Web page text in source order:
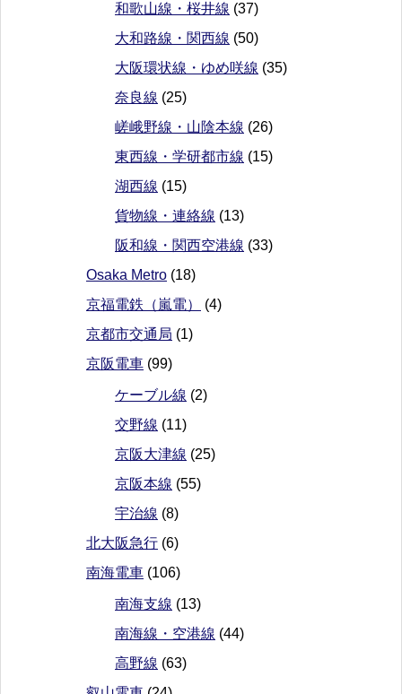
和歌山線・桜井線 (37)
大和路線・関西線 (50)
大阪環状線・ゆめ咲線 (35)
奈良線 (25)
嵯峨野線・山陰本線 (26)
東西線・学研都市線 (15)
湖西線 (15)
貨物線・連絡線 (13)
阪和線・関西空港線 (33)
Osaka Metro (18)
京福電鉄（嵐電）
(4)
京都市交通局 (1)
京阪電車 (99)
ケーブル線 (2)
交野線 (11)
京阪大津線 (25)
京阪本線 (55)
宇治線 (8)
北大阪急行 (6)
南海電車 (106)
南海支線 (13)
南海線・空港線 (44)
高野線 (63)